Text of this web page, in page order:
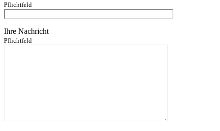
Pflichtfeld
Ihre Nachricht
Pflichtfeld